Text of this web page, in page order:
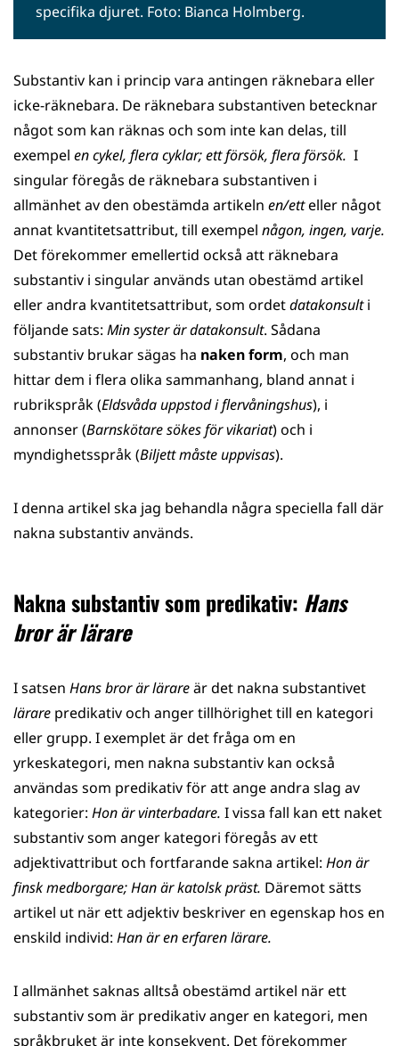
specifika djuret. Foto: Bianca Holmberg.
Substantiv kan i princip vara antingen räknebara eller
icke-räknebara. De räknebara substantiven betecknar
något som kan räknas och som inte kan delas, till
exempel en cykel, flera cyklar; ett försök, flera försök. I
singular föregås de räknebara substantiven i
allmänhet av den obestämda artikeln en/etteller något
annat kvantitetsattribut, till exempel någon, ingen, varje.
Det förekommer emellertid också att räknebara
substantiv i singular används utan obestämd artikel
eller andra kvantitetsattribut, som ordetdatakonsulti
följande sats: Min syster är datakonsult. Sådana
substantiv brukar sägas ha naken form, och man
hittar dem i flera olika sammanhang, bland annat i
rubrikspråk (Eldsvåda uppstod i flervåningshus), i
annonser (Barnskötare sökes för vikariat) och i
myndighetsspråk (Biljett måste uppvisas).
I denna artikel ska jag behandla några speciella fall där
nakna substantiv används.
Nakna substantiv som predikativ: Hans
bror är lärare
I satsen Hans bror är lärareär det nakna substantivet
lärare predikativ och anger tillhörighet till en kategori
eller grupp. I exemplet är det fråga om en
yrkeskategori, men nakna substantiv kan också
användas som predikativ för att ange andra slag av
kategorier: Hon är vinterbadare. I vissa fall kan ett naket
substantiv som anger kategori föregås av ett
adjektivattribut och fortfarande sakna artikel: Hon är
finsk medborgare; Han är katolsk präst. Däremot sätts
artikel ut när ett adjektiv beskriver en egenskap hos en
enskild individ: Han är en erfaren lärare.
I allmänhet saknas alltså obestämd artikel när ett
substantiv som är predikativ anger en kategori, men
språkbruket är inte konsekvent. Det förekommer